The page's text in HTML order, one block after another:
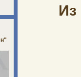
Из